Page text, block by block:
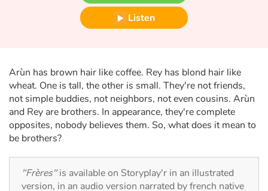
Heroines and Heroes
The animals
Travel, epic, investigation, adventure
Around the world
Listen
Arùn has brown hair like coffee. Rey has blond hair like
wheat. One is tall, the other is small. They're not friends,
not simple buddies, not neighbors, not even cousins. Arùn
and Rey are brothers. In appearance, they're complete
opposites, nobody believes them. So, what does it mean to
be brothers?
"Frères"is available on Storyplay'r in an illustrated
version, in an audio version narrated by french native